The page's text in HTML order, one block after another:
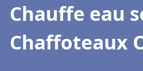
Chauffe eau
Chaffoteaux